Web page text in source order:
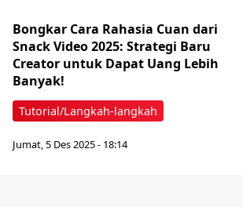
Tutorial/Langkah-langkah
Bongkar Cara Rahasia Cuan dari
Snack Video 2025: Strategi Baru
Creator untuk Dapat Uang Lebih
Banyak!
Jumat, 5 Des 2025 - 18:14